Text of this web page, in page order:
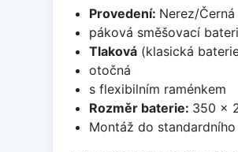
Provedení: Nerez/Černá
páková směšovací
Tlaková(klasická
otočná
s flexibilním raménkem
Rozměr baterie: 350 x
Montáž do